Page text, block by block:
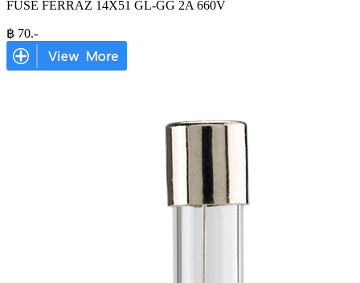
FUSE FERRAZ 14X51 GL-GG 2A 660V
฿ 70.-